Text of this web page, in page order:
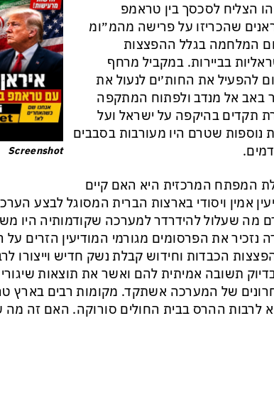
Screenshot
הצליח לסכסך בין טראמפ
שהכריזו על פרישה מהמ״ומ
המלחמה בגלל ההפצצות
בביירות. במקביל מרחף
להפעיל את החות׳ים לנעול את
באב אל מנדב ולפתוח המתקפה
תקדים בהיקפה על ישראל ועל
נוספות שטרם היו מעורבות בסבבים
המפתח המרכזית היא האם קיים
אמין ויסודי בארצות הברית המסוגל לבצע
מה שעלול להידרדר למערכה שקודמותיה היו
נזכיר את הפרסומים מגורמי המודיעין הזרים
הכבדות וחידוש קבלת נשק חדיש וייצורו
תשובה אמיתית להם ואשר את תוצאות
של המערכה אשתקד. מקומות רבים בארץ
לרבות ההרס בבית החולים סורוקה. האם זה מה